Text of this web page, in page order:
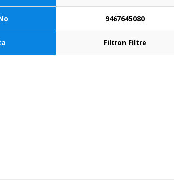
9467645080
Filtron Filtre